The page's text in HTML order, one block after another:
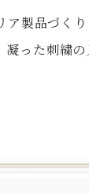
製品づくり
凝った刺繍